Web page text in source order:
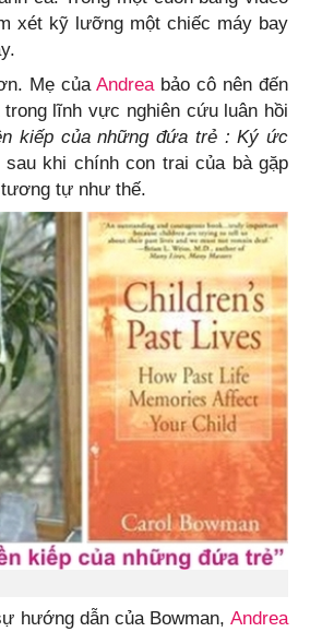
xét kỹ lưỡng một chiếc máy bay
Mẹ củaAndreabảo cô nên đến
trong lĩnh vực nghiên cứu luân hồi
kiếp của những đứa trẻ : Ký ức
khi chính con trai của bà gặp
tự như thế.
hướng dẫn của Bowman, Andrea